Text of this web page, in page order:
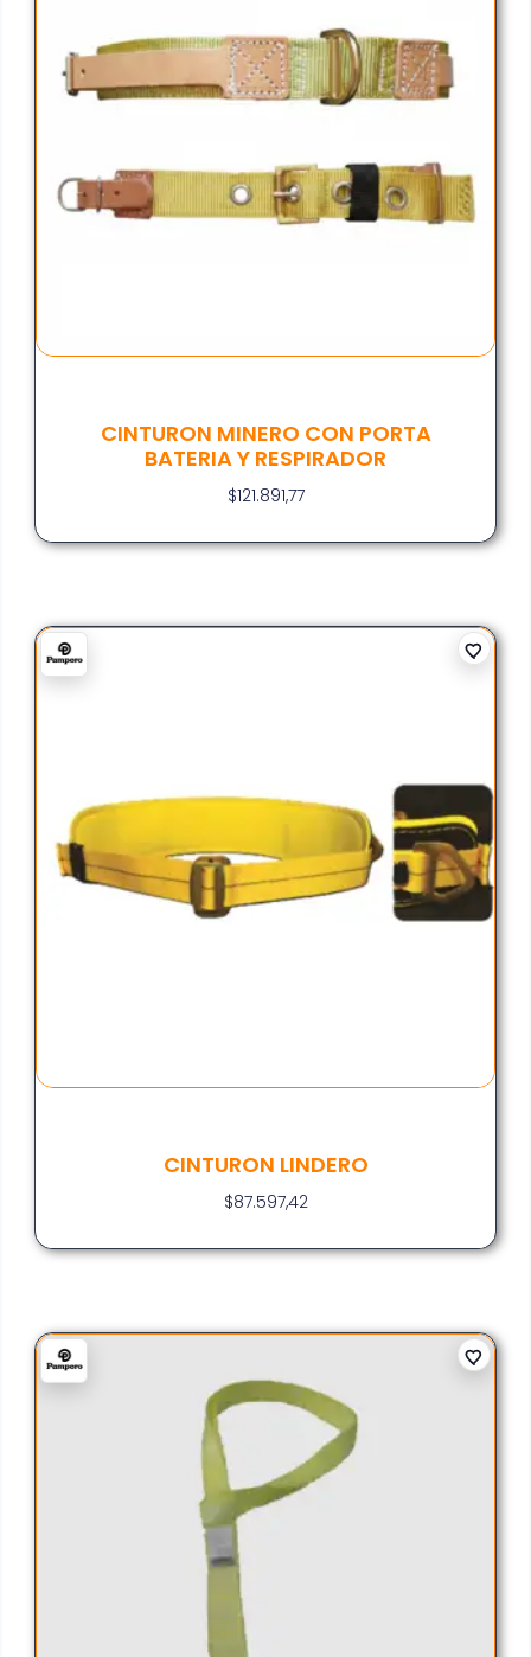
CINTURON MINERO CON PORTA
BATERIA Y RESPIRADOR
$121.891,77
CINTURON LINDERO
$87.597,42